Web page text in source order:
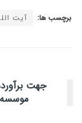
برچسب ها: آیت
جهت
موسسه